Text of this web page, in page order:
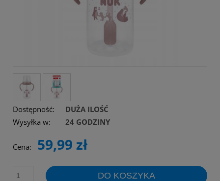
Dostępność:
DUŻA ILOŚĆ
Wysyłka w:
24 GODZINY
Cena: 59,99 zł
DO KOSZYKA